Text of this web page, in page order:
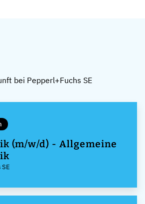
bei Pepperl+Fuchs SE
(m/w/d) - Allgemeine